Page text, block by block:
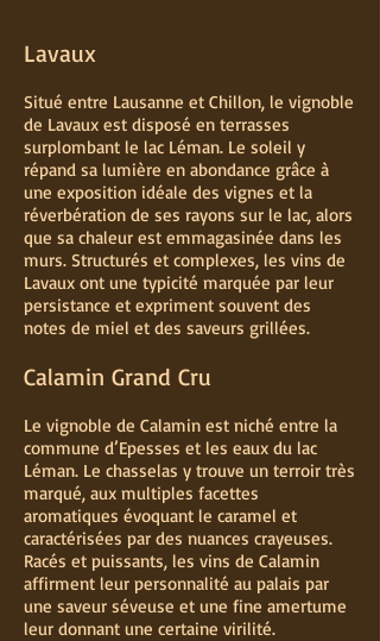
Lavaux
Situé entre Lausanne et Chillon, le vignoble
de Lavaux est disposé en terrasses
surplombant le lac Léman. Le soleil y
répand sa lumière en abondance grâce à
une exposition idéale des vignes et la
réverbération de ses rayons sur le lac, alors
que sa chaleur est emmagasinée dans les
murs. Structurés et complexes, les vins de
Lavaux ont une typicité marquée par leur
persistance et expriment souvent des
notes de miel et des saveurs grillées.
Calamin Grand Cru
Le vignoble de Calamin est niché entre la
commune d’Epesses et les eaux du lac
Léman. Le chasselas y trouve un terroir très
marqué, aux multiples facettes
aromatiques évoquant le caramel et
caractérisées par des nuances crayeuses.
Racés et puissants, les vins de Calamin
affirment leur personnalité au palais par
une saveur séveuse et une fine amertume
leur donnant une certaine virilité.